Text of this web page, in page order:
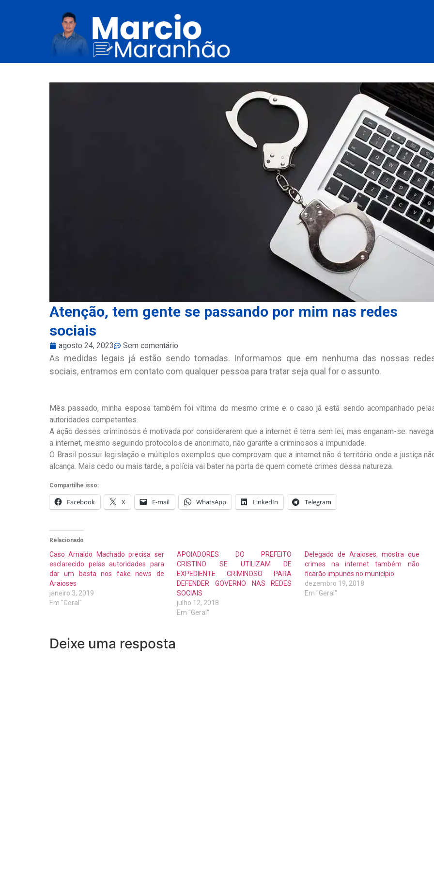
Atenção, tem gente se passando por mim nas redes
sociais
agosto 24, 2023 Sem comentário
As medidas legais já estão sendo tomadas. Informamos que em nenhuma das nossas
sociais, entramos em contato com qualquer pessoa para tratar seja qual for o assunto.
Mês passado, minha esposa também foi vítima do mesmo crime e o caso já está sendo acompanhado
autoridades competentes.
A ação desses criminosos é motivada por considerarem que a internet é terra sem lei, mas enganam-se:
a internet, mesmo seguindo protocolos de anonimato, não garante a criminosos a impunidade.
O Brasil possui legislação e múltiplos exemplos que comprovam que a internet não é território onde a justiça
alcança. Mais cedo ou mais tarde, a polícia vai bater na porta de quem comete crimes dessa natureza.
Compartilhe isso:
Facebook X E-mail WhatsApp LinkedIn Telegram
Relacionado
Caso Arnaldo Machado precisa ser
esclarecido pelas autoridades para
dar um basta nos fake news de
Araioses
janeiro 3, 2019
Em "Geral"
APOIADORES DO PREFEITO
CRISTINO SE UTILIZAM DE
EXPEDIENTE CRIMINOSO PARA
DEFENDER GOVERNO NAS REDES
SOCIAIS
julho 12, 2018
Em "Geral"
Delegado de Araioses, mostra que
crimes na internet também não
ficarão impunes no município
dezembro 19, 2018
Em "Geral"
Deixe uma resposta